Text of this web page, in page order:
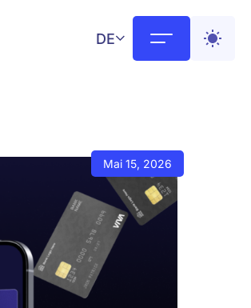
DE
Mai 15, 2026